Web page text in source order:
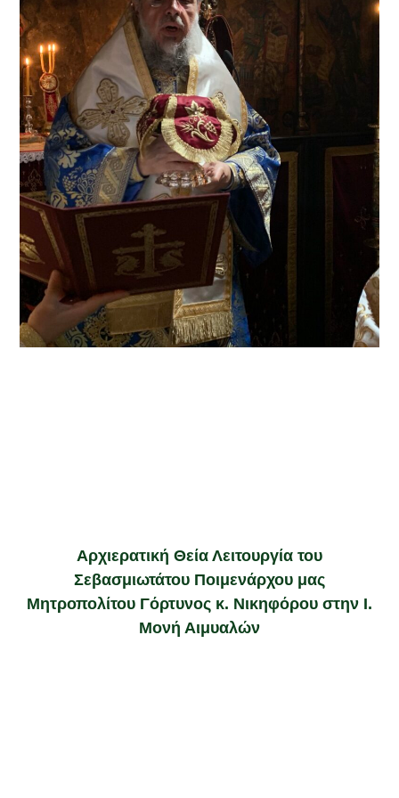
Αρχιερατική Θεία Λειτουργία του
Σεβασμιωτάτου Ποιμενάρχου μας
Μητροπολίτου Γόρτυνος κ. Νικηφόρου στην Ι.
Μονή Αιμυαλών